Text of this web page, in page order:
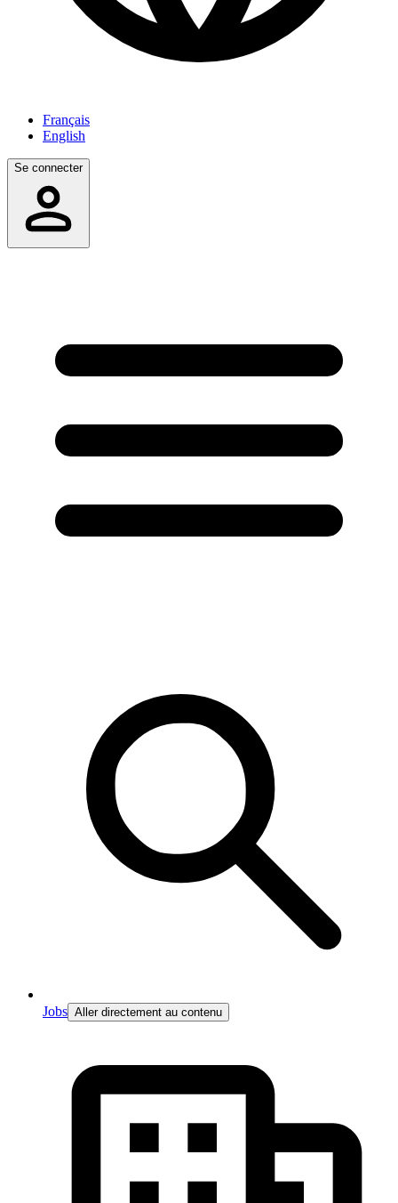
Français
English
Se connecter
Jobs Aller directement au contenu